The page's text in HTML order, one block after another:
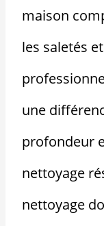
maison
les saletés
une
profondeur
nettoyage
nettoyage